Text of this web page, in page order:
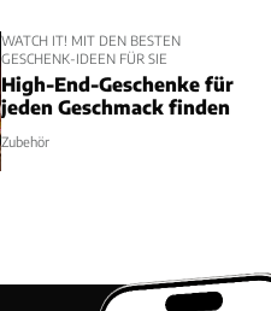
WATCH IT! MIT DEN BESTEN
GESCHENK-IDEEN FÜR SIE
High-End-Geschenke für
jeden Geschmack finden
Zubehör